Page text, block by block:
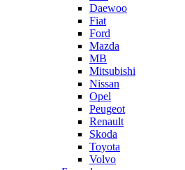
Daewoo
Fiat
Ford
Mazda
MB
Mitsubishi
Nissan
Opel
Peugeot
Renault
Skoda
Toyota
Volvo